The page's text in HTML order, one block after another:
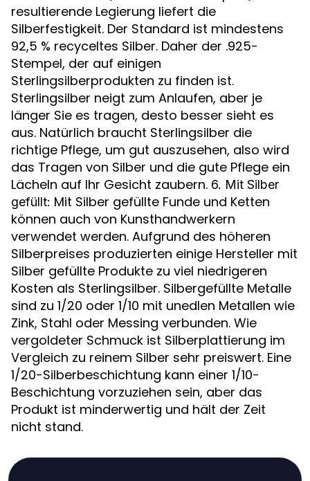
resultierende Legierung liefert die
Silberfestigkeit. Der Standard ist mindestens
92,5 % recyceltes Silber. Daher der .925-
Stempel, der auf einigen
Sterlingsilberprodukten zu finden ist.
Sterlingsilber neigt zum Anlaufen, aber je
länger Sie es tragen, desto besser sieht es
aus. Natürlich braucht Sterlingsilber die
richtige Pflege, um gut auszusehen, also wird
das Tragen von Silber und die gute Pflege ein
Lächeln auf Ihr Gesicht zaubern. 6. Mit Silber
gefüllt: Mit Silber gefüllte Funde und Ketten
können auch von Kunsthandwerkern
verwendet werden. Aufgrund des höheren
Silberpreises produzierten einige Hersteller mit
Silber gefüllte Produkte zu viel niedrigeren
Kosten als Sterlingsilber. Silbergefüllte Metalle
sind zu 1/20 oder 1/10 mit unedlen Metallen wie
Zink, Stahl oder Messing verbunden. Wie
vergoldeter Schmuck ist Silberplattierung im
Vergleich zu reinem Silber sehr preiswert. Eine
1/20-Silberbeschichtung kann einer 1/10-
Beschichtung vorzuziehen sein, aber das
Produkt ist minderwertig und hält der Zeit
nicht stand.